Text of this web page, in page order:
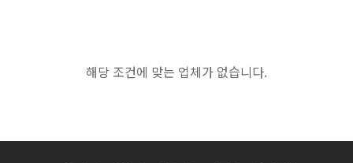
해당 조건에 맞는 업체가 없습니다.